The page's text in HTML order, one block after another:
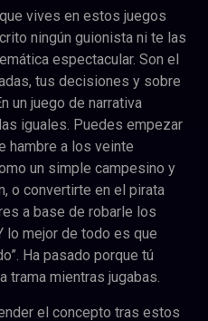
vives en estos juegos
ningún guionista ni te las
espectacular. Son el
tus decisiones y sobre
un juego de narrativa
iguales. Puedes empezar
hambre a los veinte
un simple campesino y
o convertirte en el pirata
a base de robarle los
lo mejor de todo es que
Ha pasado porque tú
trama mientras jugabas.
el concepto tras estos